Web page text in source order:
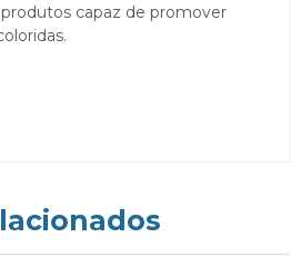
capaz de promover